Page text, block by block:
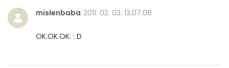
mislenbaba 2011. 02. 03. 13:07:08
OK.OK.OK. : D